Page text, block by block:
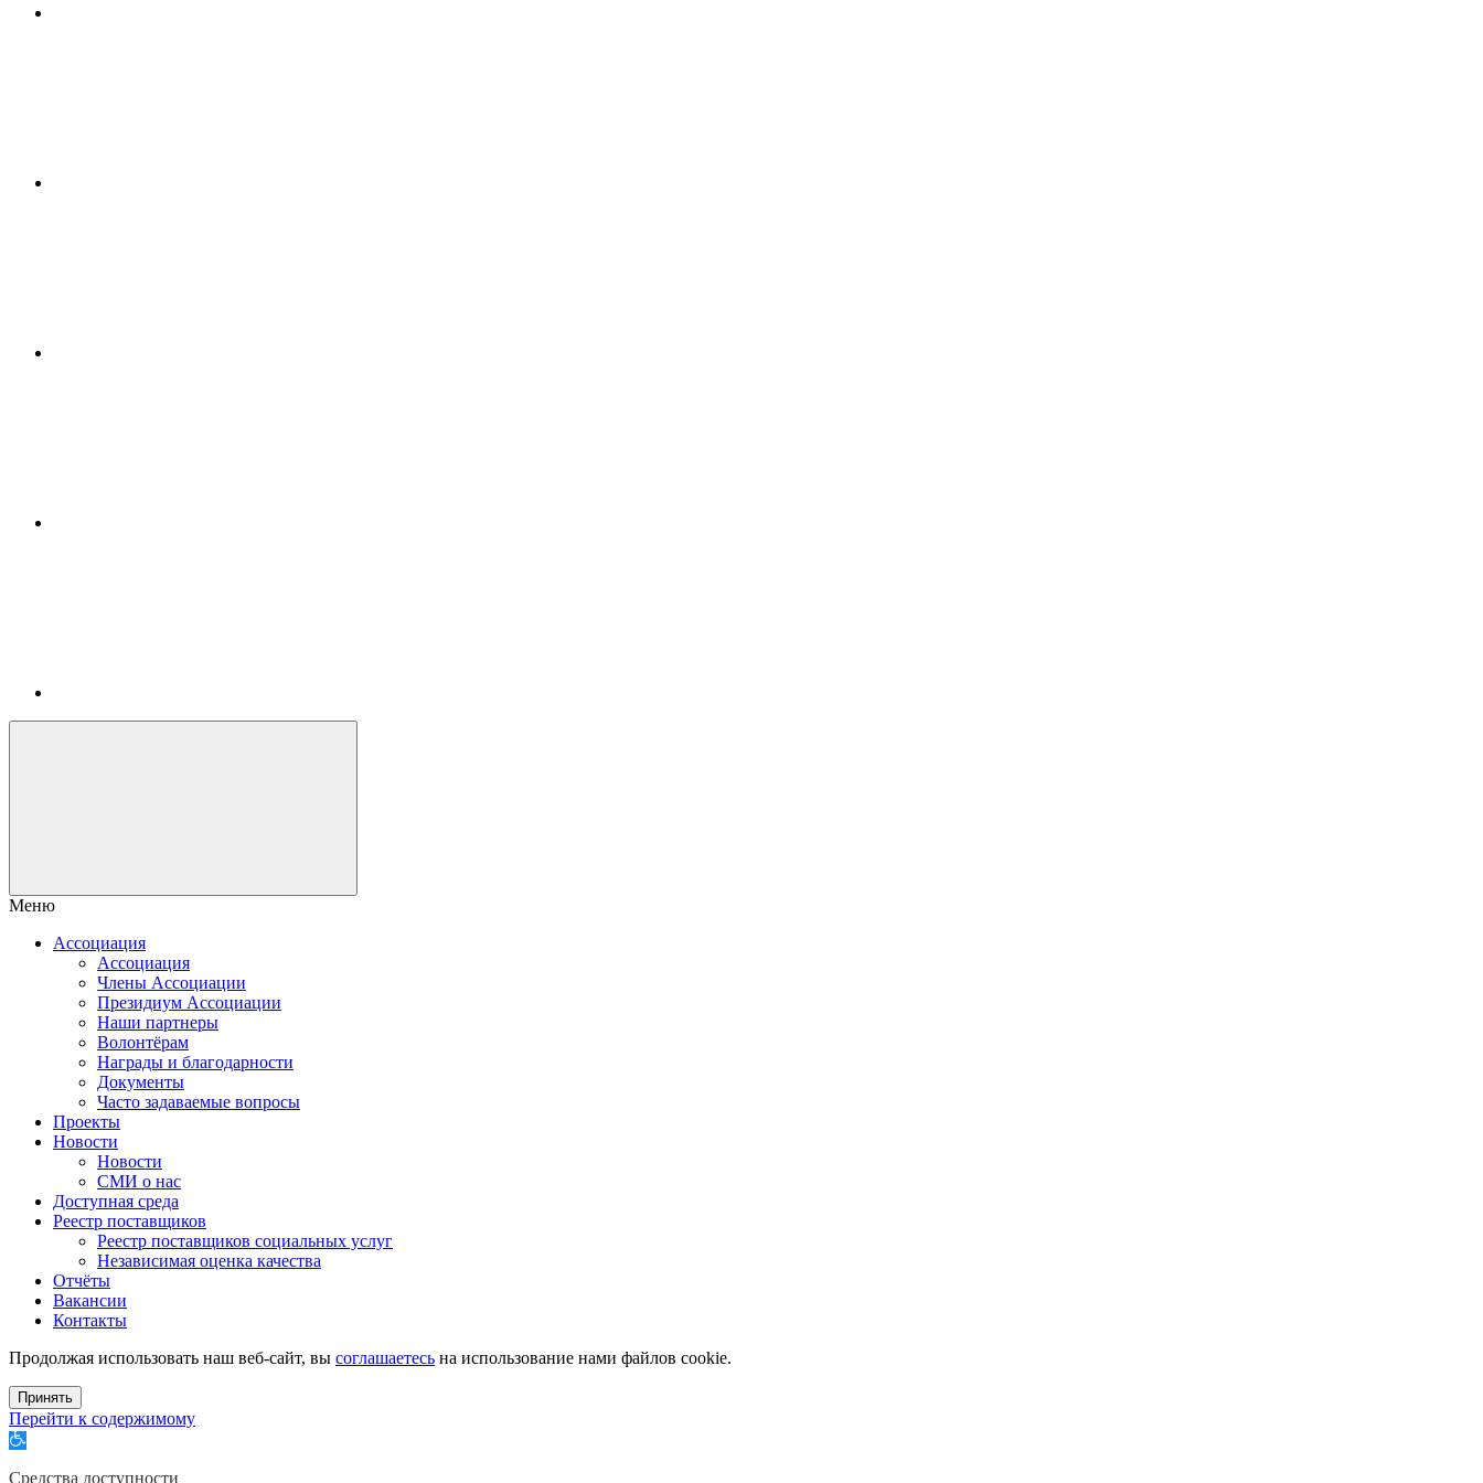
Меню
Ассоциация
Ассоциация
Члены Ассоциации
Президиум Ассоциации
Наши партнеры
Волонтёрам
Награды и благодарности
Документы
Часто задаваемые вопросы
Проекты
Новости
Новости
СМИ о нас
Доступная среда
Реестр поставщиков
Реестр поставщиков социальных услуг
Независимая оценка качества
Отчёты
Вакансии
Контакты
Продолжая использовать наш веб-сайт, вы соглашаетесь на использование нами файлов cookie.
Принять
Перейти к содержимому
Открыть
инструментов
Средства доступности